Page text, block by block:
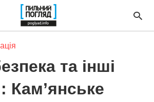
та інші
Кам’янське